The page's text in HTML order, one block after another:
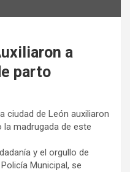
a
parto
ciudad de León auxiliaron
madrugada de este
y el orgullo de
Municipal, se